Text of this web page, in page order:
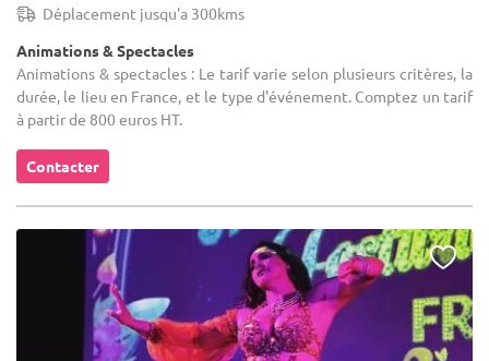
Déplacement jusqu'a 300kms
Animations & Spectacles
Animations & spectacles : Le tarif varie selon plusieurs critères, la
durée, le lieu en France, et le type d'événement. Comptez un tarif
à partir de 800 euros HT.
Contacter